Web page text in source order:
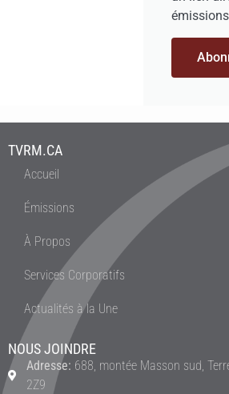
TVRM.CA
Accueil
Émissions
À Propos
Services Corporatifs
Actualités à la Une
NOUS JOINDRE
Adresse: 688, montée Masson sud,
2Z9